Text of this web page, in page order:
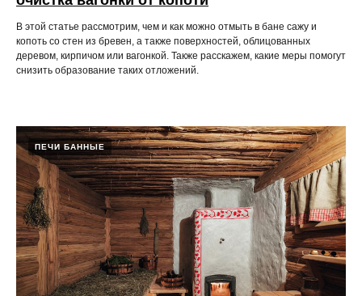
В этой статье рассмотрим, чем и как можно отмыть в бане сажу и
копоть со стен из бревен, а также поверхностей, облицованных
деревом, кирпичом или вагонкой. Также расскажем, какие меры помогут
снизить образование таких отложений.
ПЕЧИ БАННЫЕ